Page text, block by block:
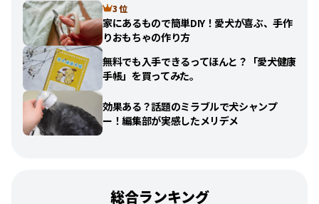
3 位
家にあるもので簡単DIY！愛犬が喜ぶ、手作
りおもちゃの作り方
無料でも入手できるってほんと？「愛犬健康
手帳」を買ってみた。
効果ある？話題のミラブルで犬シャンプ
ー！編集部が実感したメリデメ
総合ランキング